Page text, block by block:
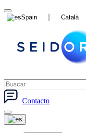
Spain Català
Contacto